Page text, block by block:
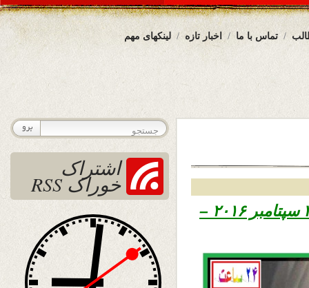
لینکهای مهم اخبار تازه تماس با ما
تاریخ نشر جمعه نهم میزان ۱۳۹۵ – ۳۰ سپتامبر ۲۰۱۶ –
اشتراک
خوراک RSS